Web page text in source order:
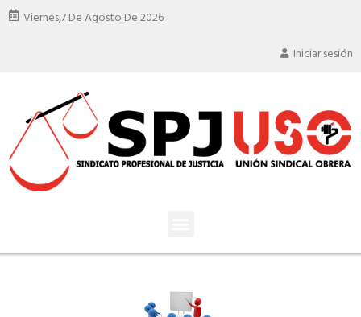
Viernes,7 De Agosto De 2026
Iniciar sesión